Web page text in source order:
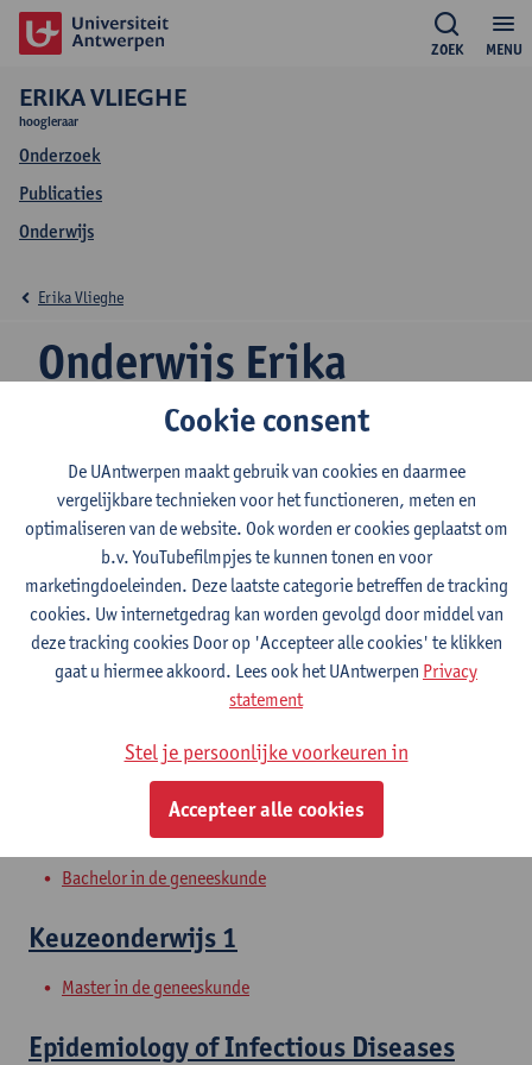
MENU
ZOEK
ERIKA VLIEGHE
hoogleraar
Onderzoek
Publicaties
Onderwijs
Onderwijs Erika
Vlieghe
Erika Vlieghe
2026-2027 2025-2026 2024-2025
Infectieziekten 1
Bachelor in de geneeskunde
Infectieziekten 2
Bachelor in de geneeskunde
Infectieziekten 3
Bachelor in de geneeskunde
Keuzeonderwijs 1
Master in de geneeskunde
Epidemiology of Infectious Diseases
Cookie consent
De UAntwerpen maakt gebruik van cookies en daarmee
vergelijkbare technieken voor het functioneren, meten en
optimaliseren van de website. Ook worden er cookies geplaatst om
b.v. YouTubefilmpjes te kunnen tonen en voor
marketingdoeleinden. Deze laatste categorie betreffen de tracking
cookies. Uw internetgedrag kan worden gevolgd door middel van
deze tracking cookies Door op 'Accepteer alle cookies' te klikken
gaat u hiermee akkoord. Lees ook het UAntwerpen Privacy
statement
Stel je persoonlijke voorkeuren in
Accepteer alle cookies